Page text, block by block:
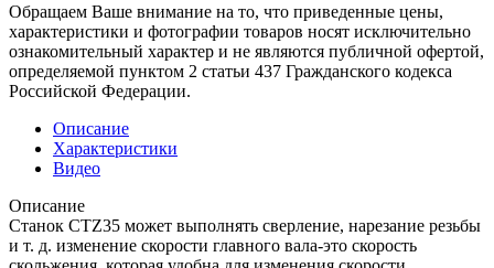
Обращаем Ваше внимание на то, что приведенные цены,
характеристики и фотографии товаров носят исключительно
ознакомительный характер и не являются публичной офертой,
определяемой пунктом 2 статьи 437 Гражданского кодекса
Российской Федерации.
Описание
Характеристики
Видео
Описание
Станок CTZ35 может выполнять сверление, нарезание резьбы
и т. д. изменение скорости главного вала-это скорость